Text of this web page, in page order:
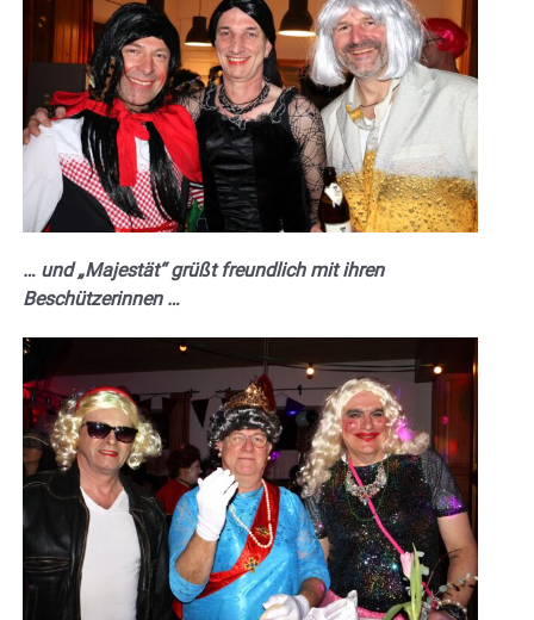
… und „Majestät“ grüßt freundlich mit ihren
Beschützerinnen …